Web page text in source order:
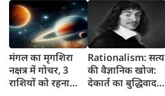
मंगल का मृगशिरा
नक्षत्र में गोचर, 3
राशियों को रहना
Rationalism: सत्य
की वैज्ञानिक खोज:
देकार्त का बुद्धिवाद